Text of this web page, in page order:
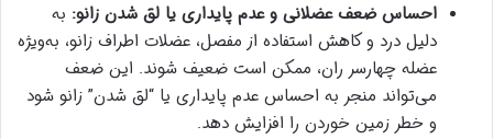
احساس ضعف عضلانی و عدم پایداری یا لق شدن زانو: به
دلیل درد و کاهش استفاده از مفصل، عضلات اطراف زانو، به‌ویژه
عضله چهارسر ران، ممکن است ضعیف شوند. این ضعف
می‌تواند منجر به احساس عدم پایداری یا “لق شدن” زانو شود
و خطر زمین خوردن را افزایش دهد.